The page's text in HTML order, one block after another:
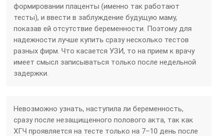
формировании плаценты (именно так работают
тесты), и ввести в заблуждение будущую маму,
показав ей отсутствие беременности. Поэтому для
надежности лучше купить сразу несколько тестов
разных фирм. Что касается УЗИ, то на прием к врачу
имеет смысл записываться только после недельной
задержки.
Невозможно узнать, наступила ли беременность,
сразу после незащищенного полового акта, так как
ХГЧ проявляется на тесте только на 7–10 день после